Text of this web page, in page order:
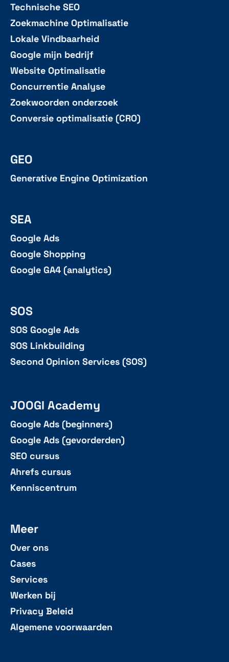
Technische SEO
Zoekmachine Optimalisatie
Lokale Vindbaarheid
Google mijn bedrijf
Website Optimalisatie
Concurrentie Analyse
Zoekwoorden onderzoek
Conversie optimalisatie (CRO)
GEO
Generative Engine Optimization
SEA
Google Ads
Google Shopping
Google GA4 (analytics)
SOS
SOS Google Ads
SOS Linkbuilding
Second Opinion Services (SOS)
JOOGI Academy
Google Ads (beginners)
Google Ads (gevorderden)
SEO cursus
Ahrefs cursus
Kenniscentrum
Meer
Over ons
Cases
Services
Werken bij
Privacy Beleid
Algemene voorwaarden